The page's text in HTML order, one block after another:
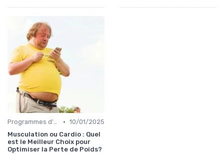
Programmes d'entraînement • 10/01/2025
Musculation ou Cardio : Quel
est le Meilleur Choix pour
Optimiser la Perte de Poids?